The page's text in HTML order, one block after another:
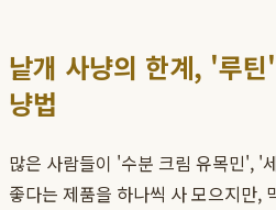
낱개 사냥의 한계, '루
냥법
많은 사람들이 '수분 크림 유목민', '
좋다는 제품을 하나씩 사 모으지만,